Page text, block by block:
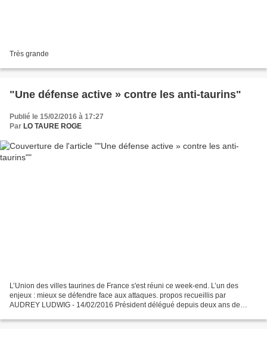
Très grande
"Une défense active » contre les anti-taurins"
Publié le 15/02/2016 à 17:27
Par LO TAURE ROGE
L’Union des villes taurines de France s'est réuni ce week-end. L’un des
enjeux : mieux se défendre face aux attaques. propos recueillis par
AUDREY LUDWIG - 14/02/2016 Président délégué depuis deux ans de